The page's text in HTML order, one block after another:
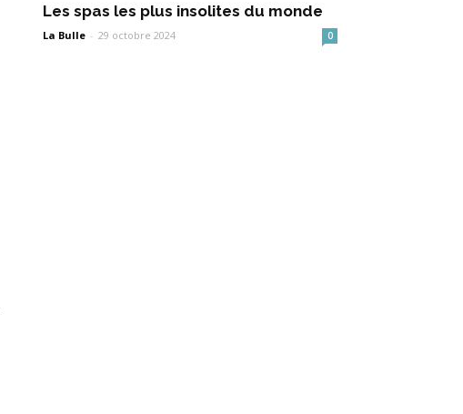
Les spas les plus insolites du monde
La Bulle - 29 octobre 2024 0